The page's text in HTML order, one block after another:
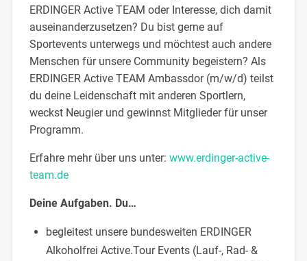
ERDINGER Active TEAM oder Interesse, dich damit
auseinanderzusetzen? Du bist gerne auf
Sportevents unterwegs und möchtest auch andere
Menschen für unsere Community begeistern? Als
ERDINGER Active TEAM Ambassdor (m/w/d) teilst
du deine Leidenschaft mit anderen Sportlern,
weckst Neugier und gewinnst Mitglieder für unser
Programm.
Erfahre mehr über uns unter: www.erdinger-active-
team.de
Deine Aufgaben. Du…
begleitest unsere bundesweiten ERDINGER
Alkoholfrei Active.Tour Events (Lauf-, Rad- &